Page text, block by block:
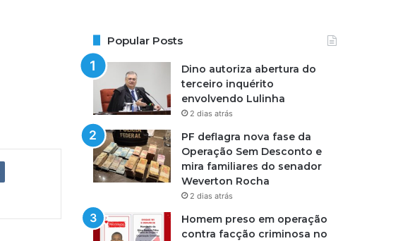
Popular Posts
Dino autoriza abertura do
terceiro inquérito
envolvendo Lulinha
2 dias atrás
PF deflagra nova fase da
Operação Sem Desconto e
mira familiares do senador
Weverton Rocha
2 dias atrás
Homem preso em operação
contra facção criminosa no